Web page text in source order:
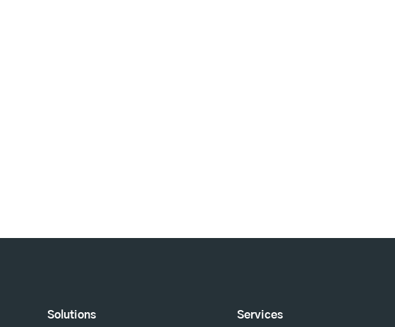
Solutions Services